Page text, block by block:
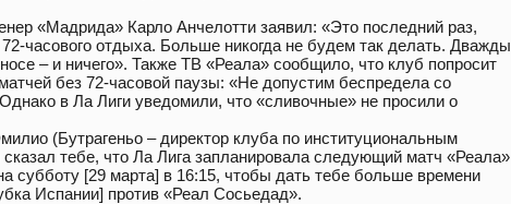
«Мадрида» Карло Анчелотти заявил: «Это последний раз,
72-часового отдыха. Больше никогда не будем так делать. Дважды
– и ничего». Также ТВ «Реала» сообщило, что клуб попросит
без 72-часовой паузы: «Не допустим беспредела со
в Ла Лиги уведомили, что «сливочные» не просили о
(Бутрагеньо – директор клуба по институциональным
сказал тебе, что Ла Лига запланировала следующий матч «Реала»
субботу [29 марта] в 16:15, чтобы дать тебе больше времени
Испании] против «Реал Сосьедад».